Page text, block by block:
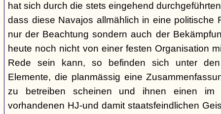
hat sich durch die stets eingehend
dass diese Navajos allmählich in eine politische
nur der Beachtung sondern auch der
heute noch nicht von einer festen Organisation
Rede sein kann, so befinden sich unter
Elemente, die planmässig eine
zu betreiben scheinen und ihnen einen im
vorhandenen HJ-und damit staatsfeindlichen